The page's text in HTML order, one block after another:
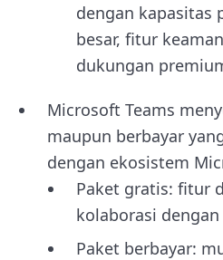
dengan kapasitas
besar, fitur
dukungan
Microsoft Teams
maupun berbayar
dengan ekosistem
Paket gratis: fitur
kolaborasi
Paket berbayar: